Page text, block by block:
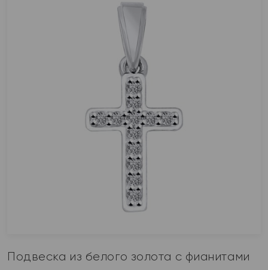
Подвеска из белого золота с фианитами